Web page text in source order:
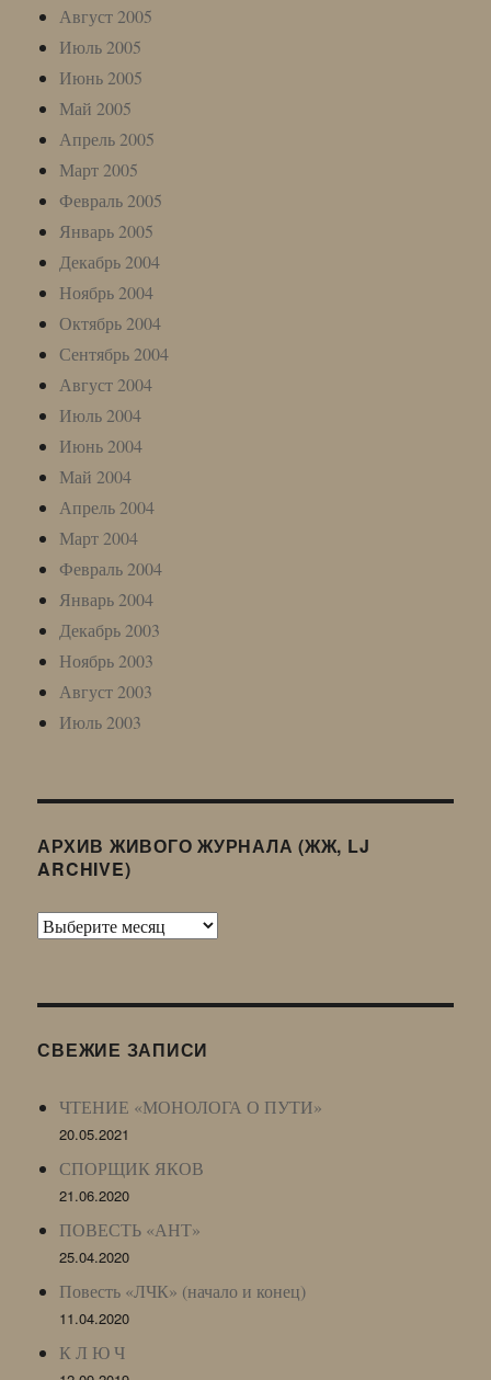
Август 2005
Июль 2005
Июнь 2005
Май 2005
Апрель 2005
Март 2005
Февраль 2005
Январь 2005
Декабрь 2004
Ноябрь 2004
Октябрь 2004
Сентябрь 2004
Август 2004
Июль 2004
Июнь 2004
Май 2004
Апрель 2004
Март 2004
Февраль 2004
Январь 2004
Декабрь 2003
Ноябрь 2003
Август 2003
Июль 2003
АРХИВ ЖИВОГО ЖУРНАЛА (ЖЖ, LJ
ARCHIVE)
Архив
LJ
СВЕЖИЕ ЗАПИСИ
ЧТЕНИЕ «МОНОЛОГА О ПУТИ»
20.05.2021
СПОРЩИК ЯКОВ
21.06.2020
ПОВЕСТЬ «АНТ»
25.04.2020
Повесть «ЛЧК» (начало и конец)
11.04.2020
К Л Ю Ч